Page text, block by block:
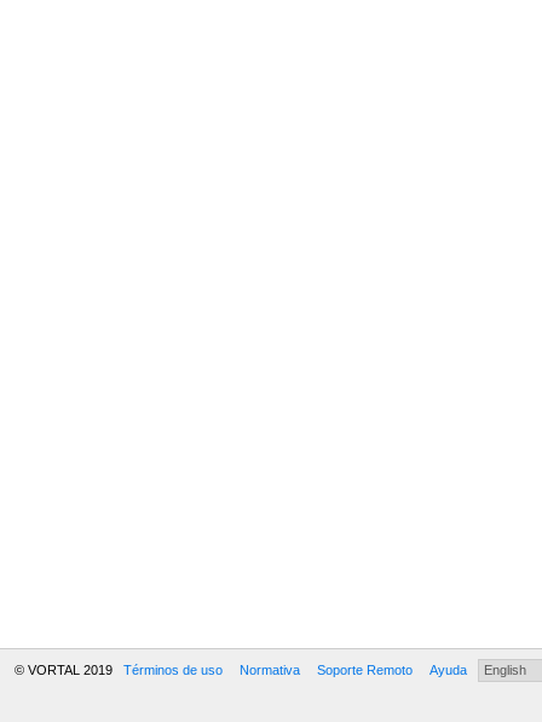
© VORTAL 2019 Términos de uso Normativa Soporte Remoto Ayuda